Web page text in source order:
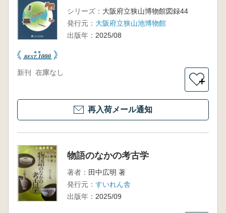
シリーズ： 大阪府立狭山博物館図録44
発行元： 大阪府立狭山池博物館
出版年： 2025/08
新刊 在庫なし
＋
再入荷メール通知
物語のなかの考古学
著者： 田中広明 著
発行元： すいれん舎
出版年： 2025/09